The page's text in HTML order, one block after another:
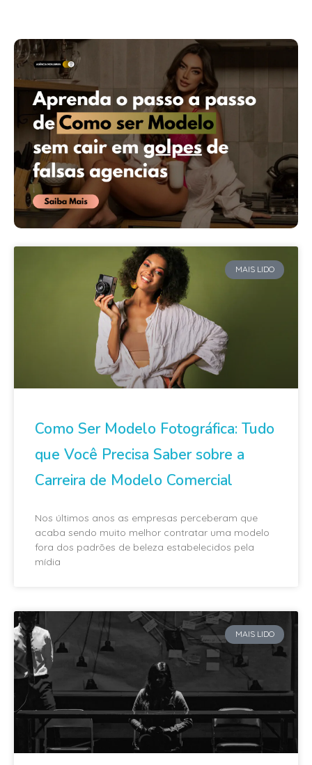
MAIS LIDO
Como Ser Modelo Fotográfica: Tudo
que Você Precisa Saber sobre a
Carreira de Modelo Comercial
Nos últimos anos as empresas perceberam que
acaba sendo muito melhor contratar uma modelo
fora dos padrões de beleza estabelecidos pela
mídia
MAIS LIDO